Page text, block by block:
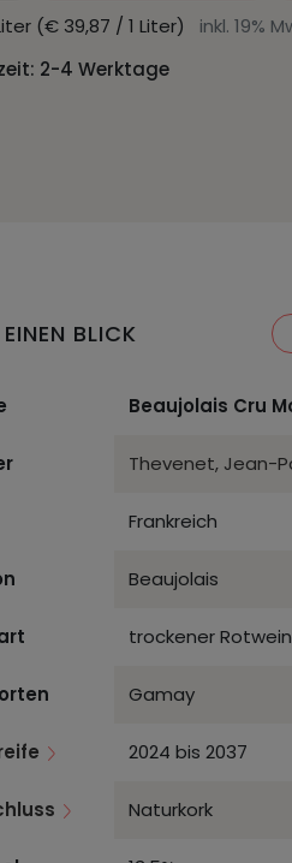
(€ 39,87 / 1 Liter) inkl. 19%
2-4 Werktage
BLICK
Beaujolais Cru
Thevenet, Jean-
Frankreich
Beaujolais
trockener Rotwein
Gamay
2024 bis 2037
Naturkork